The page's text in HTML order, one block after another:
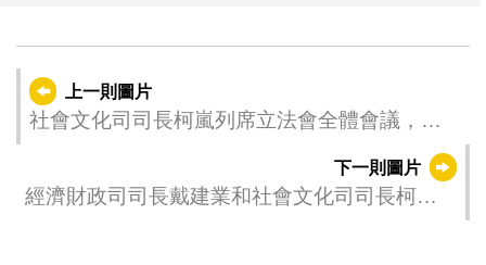
上一則圖片
社會文化司司長柯嵐列席立法會全體會議，回
下一則圖片
經濟財政司司長戴建業和社會文化司司長柯嵐